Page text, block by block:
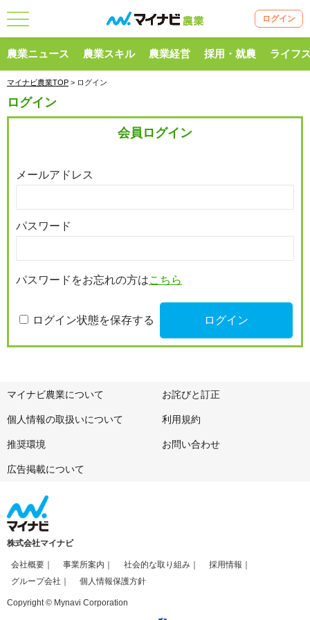
ログイン
農業ニュース 農業スキル 農業経営 採用・就農 ライフ
マイナビ農業TOP > ログイン
ログイン
会員ログイン
メールアドレス
パスワード
パスワードをお忘れの方はこちら
ログイン状態を保存する
マイナビ農業について お詫びと訂正
個人情報の取扱いについて 利用規約
推奨環境 お問い合わせ
広告掲載について
株式会社マイナビ
会社概要 事業所案内 社会的な取り組み
採用情報
グループ会社
個人情報保護方針
Copyright © Mynavi Corporation